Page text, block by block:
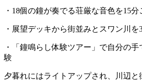
・18個の鐘が奏でる荘厳な音色を15分
・展望デッキから街並みとスワン川を
・「鐘鳴らし体験ツアー」で自分の
験
夕暮れにはライトアップされ、川辺と